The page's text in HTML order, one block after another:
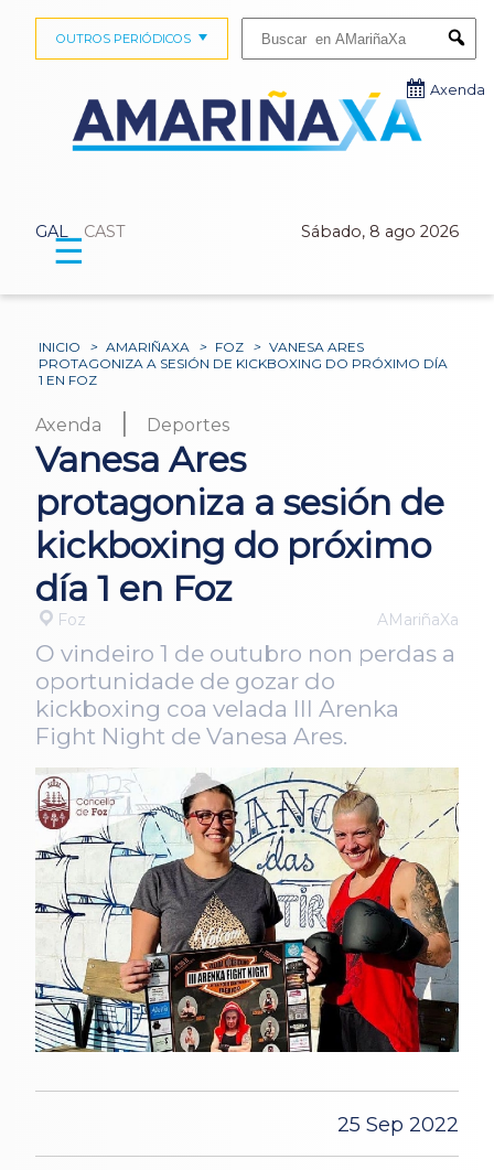
GAL CAST Sábado, 8 ago 2026
OUTROS PERIÓDICOS
Axenda
☰
INICIO > AMARIÑAXA > FOZ > VANESA ARES
PROTAGONIZA A SESIÓN DE KICKBOXING DO PRÓXIMO DÍA
1 EN FOZ
Axenda | Deportes
Vanesa Ares
protagoniza a sesión de
kickboxing do próximo
día 1 en Foz
Foz AMariñaXa
O vindeiro 1 de outubro non perdas a
oportunidade de gozar do
kickboxing coa velada III Arenka
Fight Night de Vanesa Ares.
25 Sep 2022